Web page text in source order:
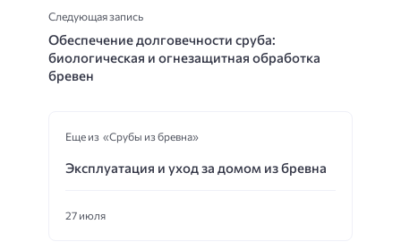
Следующая запись
Обеспечение долговечности сруба:
биологическая и огнезащитная обработка
бревен
Еще из «Срубы из бревна»
Эксплуатация и уход за домом из бревна
27 июля